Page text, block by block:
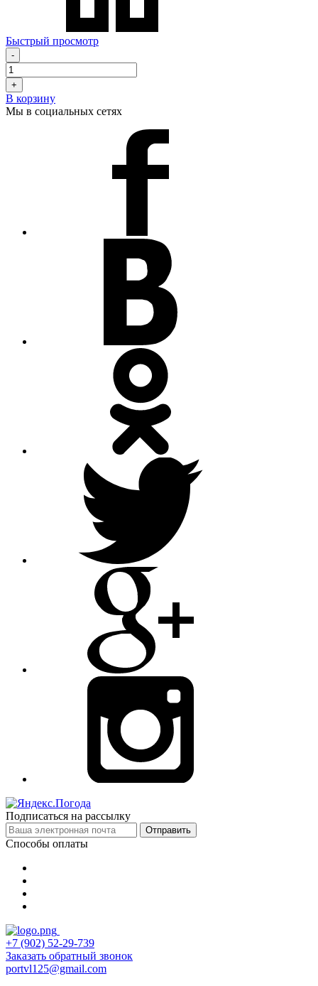
Быстрый просмотр
-
+
В корзину
Мы в социальных сетях
Подписаться на рассылку
Отправить
Способы оплаты
+7 (902) 52-29-739
Заказать обратный звонок
portvl125@gmail.com